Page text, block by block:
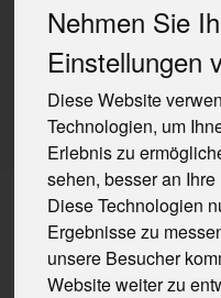
Nehmen Sie
Einstellungen
Diese Website
Technologien, um
Erlebnis zu
sehen, besser an
Diese Technologien
Ergebnisse zu
unsere Besucher
Website weiter zu
Hersteller